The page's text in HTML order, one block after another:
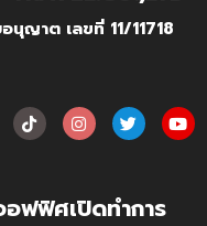
อนุญาต เลขที่ 11/11718
อฟฟิศเปิดทำการ